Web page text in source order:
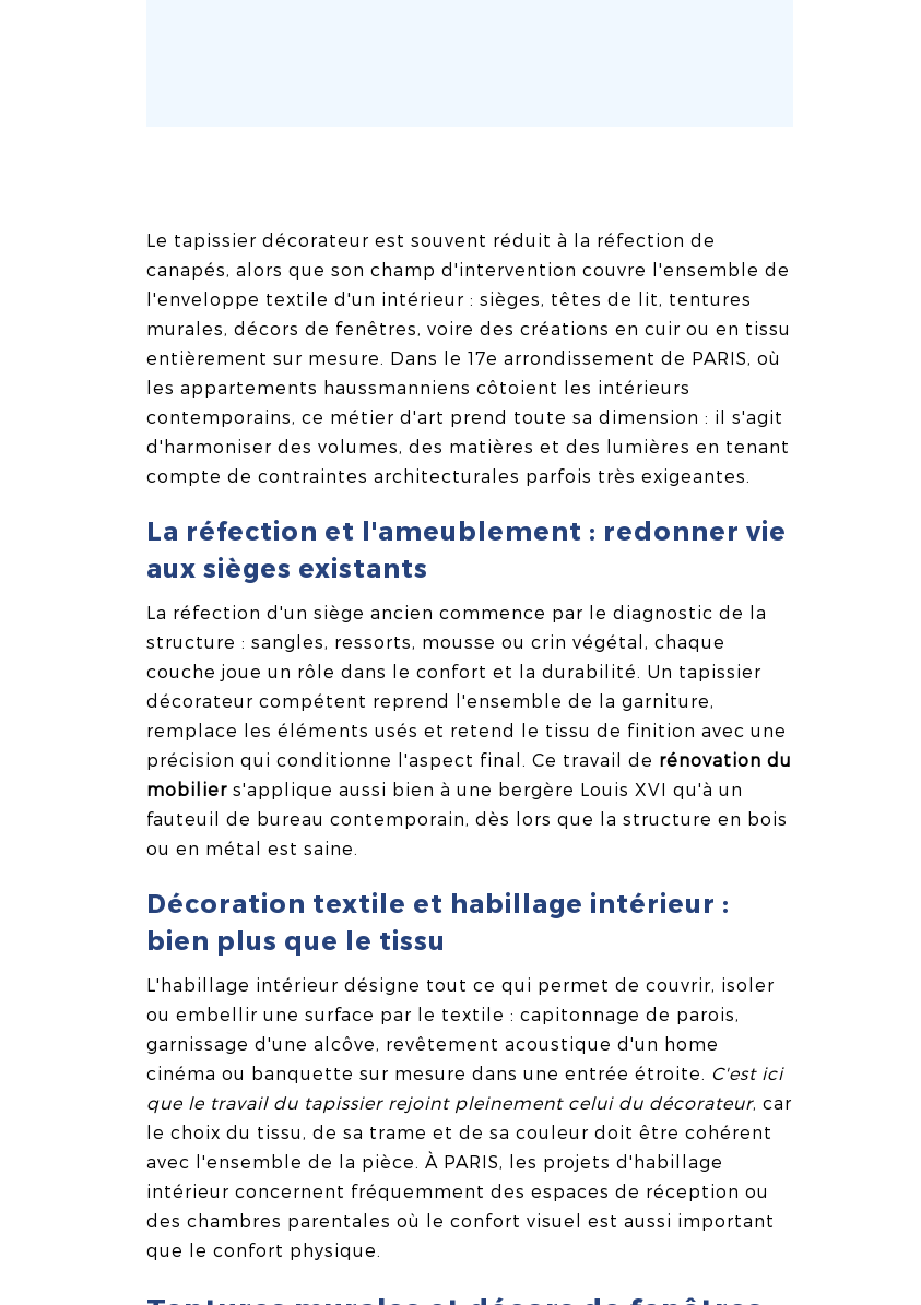
Le tapissier décorateur est souvent réduit à la réfection de
canapés, alors que son champ d'intervention couvre l'ensemble de
l'enveloppe textile d'un intérieur : sièges, têtes de lit, tentures
murales, décors de fenêtres, voire des créations en cuir ou en tissu
entièrement sur mesure. Dans le 17e arrondissement de PARIS, où
les appartements haussmanniens côtoient les intérieurs
contemporains, ce métier d'art prend toute sa dimension : il s'agit
d'harmoniser des volumes, des matières et des lumières en tenant
compte de contraintes architecturales parfois très exigeantes.
La réfection et l'ameublement : redonner vie
aux sièges existants
La réfection d'un siège ancien commence par le diagnostic de la
structure : sangles, ressorts, mousse ou crin végétal, chaque
couche joue un rôle dans le confort et la durabilité. Un tapissier
décorateur compétent reprend l'ensemble de la garniture,
remplace les éléments usés et retend le tissu de finition avec une
précision qui conditionne l'aspect final. Ce travail de rénovation du
mobilier s'applique aussi bien à une bergère Louis XVI qu'à un
fauteuil de bureau contemporain, dès lors que la structure en bois
ou en métal est saine.
Décoration textile et habillage intérieur :
bien plus que le tissu
L'habillage intérieur désigne tout ce qui permet de couvrir, isoler
ou embellir une surface par le textile : capitonnage de parois,
garnissage d'une alcôve, revêtement acoustique d'un home
cinéma ou banquette sur mesure dans une entrée étroite. C'est ici
que le travail du tapissier rejoint pleinement celui du décorateur, car
le choix du tissu, de sa trame et de sa couleur doit être cohérent
avec l'ensemble de la pièce. À PARIS, les projets d'habillage
intérieur concernent fréquemment des espaces de réception ou
des chambres parentales où le confort visuel est aussi important
que le confort physique.